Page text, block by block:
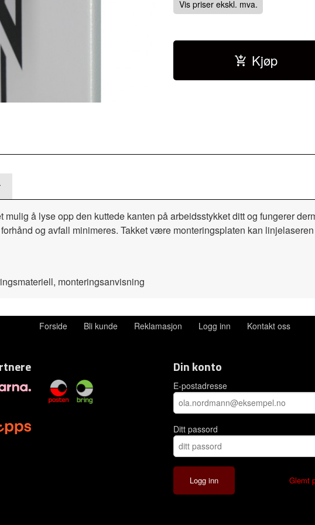
Vis priser ekskl. mva.
Kjøp
å lyse opp den kuttede kanten på arbeidsstykket ditt og fungerer
og avfall minimeres. Takket være monteringsplaten kan
monteringsanvisning
Forside Bli kunde Reklamasjon Logg inn Kontakt oss
Din konto
E-postadresse
Ditt passord
Glemt